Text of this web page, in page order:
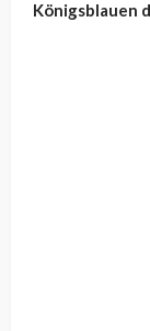
Königsblauen